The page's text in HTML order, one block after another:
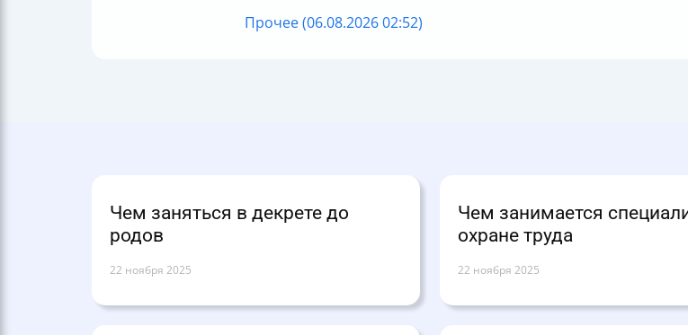
Прочее (06.08.2026 02:52)
Чем заняться в декрете до
родов
22 ноября 2025
Чем занимается
охране труда
22 ноября 2025